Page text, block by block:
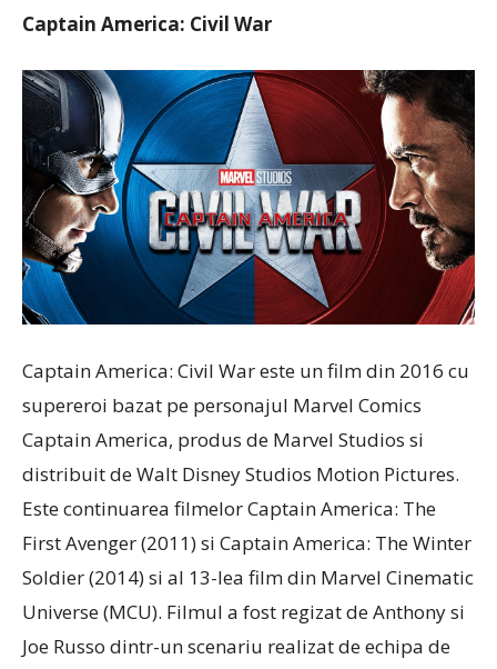
Captain America: Civil War
Captain America: Civil War este un film din 2016 cu
supereroi bazat pe personajul Marvel Comics
Captain America, produs de Marvel Studios si
distribuit de Walt Disney Studios Motion Pictures.
Este continuarea filmelor Captain America: The
First Avenger (2011) si Captain America: The Winter
Soldier (2014) si al 13-lea film din Marvel Cinematic
Universe (MCU). Filmul a fost regizat de Anthony si
Joe Russo dintr-un scenariu realizat de echipa de